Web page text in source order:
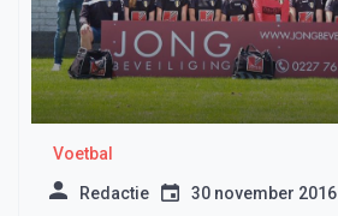
Voetbal
Redactie 30 november 2016